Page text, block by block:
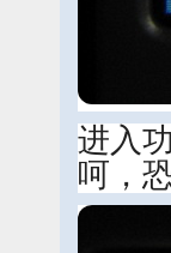
进入
呵，